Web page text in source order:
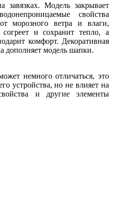
Модель закрывает
свойства
морозного ветра и влаги,
согреет и сохранит тепло, а
комфорт. Декоративная
дополняет модель шапки.
немного отличаться, это
устройства, но не влияет на
и другие элементы